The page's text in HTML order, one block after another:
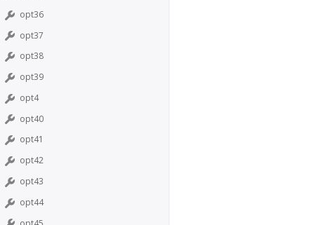
opt36
opt37
opt38
opt39
opt4
opt40
opt41
opt42
opt43
opt44